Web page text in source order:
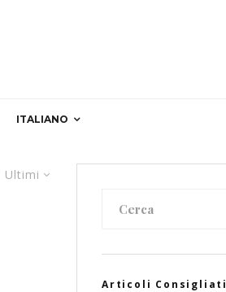
ITALIANO
Ultimi
Articoli Consigliati